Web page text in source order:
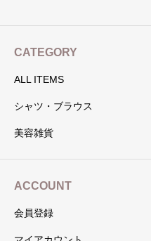
CATEGORY
ALL ITEMS
シャツ・ブラウス
美容雑貨
ACCOUNT
会員登録